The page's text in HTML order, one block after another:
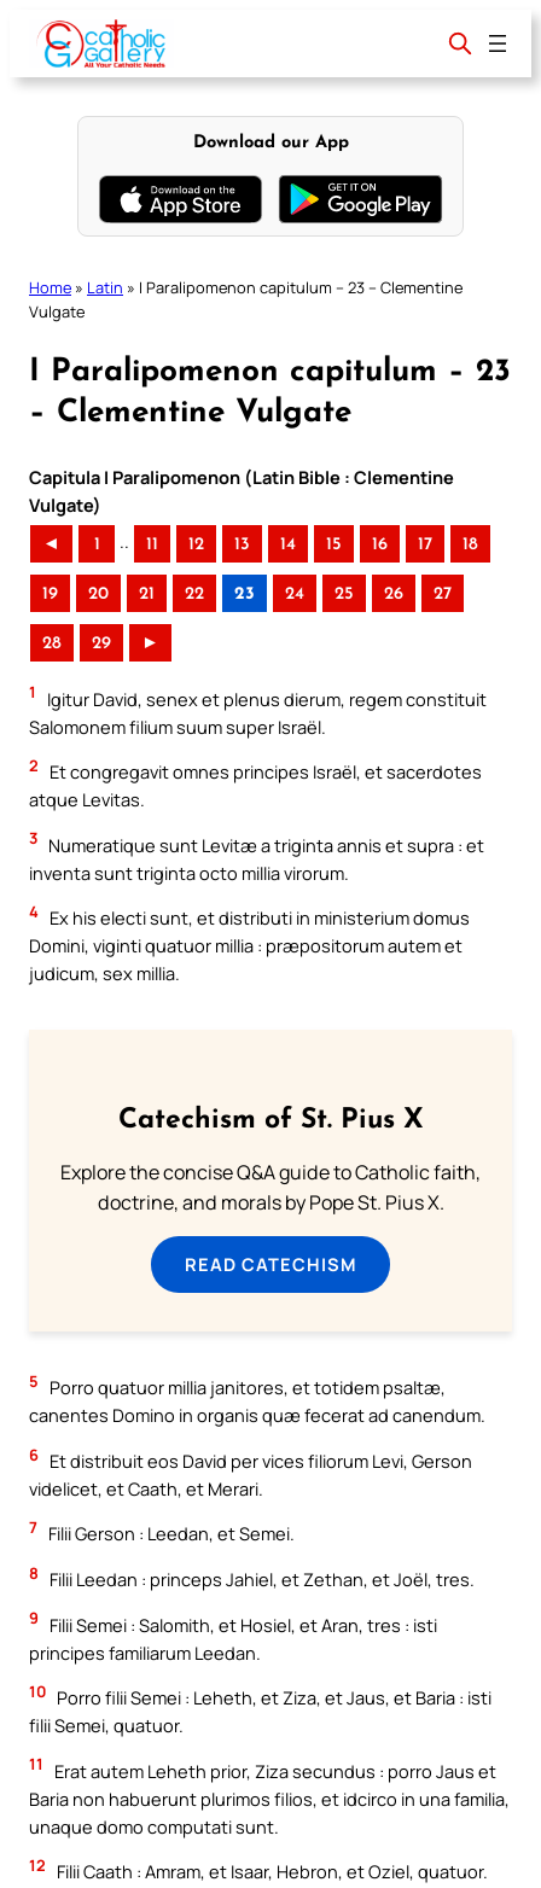
content
Download our App
Home » Latin » I Paralipomenon capitulum – 23 – Clementine
Vulgate
I Paralipomenon capitulum – 23
– Clementine Vulgate
Capitula I Paralipomenon (Latin Bible : Clementine
Vulgate)
◄ 1 .. 11 12 13 14 15 16 17 18
19 20 21 22 23 24 25 26 27
28 29 ►
1
Igitur David, senex et plenus dierum, regem constituit
Salomonem filium suum super Israël.
2
Et congregavit omnes principes Israël, et sacerdotes
atque Levitas.
3 Numeratique sunt Levitæ a triginta annis et supra : et
inventa sunt triginta octo millia virorum.
4 Ex his electi sunt, et distributi in ministerium domus
Domini, viginti quatuor millia : præpositorum autem et
judicum, sex millia.
Catechism of St. Pius X
Explore the concise Q&A guide to Catholic faith,
doctrine, and morals by Pope St. Pius X.
READ CATECHISM
5
Porro quatuor millia janitores, et totidem psaltæ,
canentes Domino in organis quæ fecerat ad canendum.
6 Et distribuit eos David per vices filiorum Levi, Gerson
videlicet, et Caath, et Merari.
7 Filii Gerson : Leedan, et Semei.
8 Filii Leedan : princeps Jahiel, et Zethan, et Joël, tres.
9
Filii Semei : Salomith, et Hosiel, et Aran, tres : isti
principes familiarum Leedan.
10 Porro filii Semei : Leheth, et Ziza, et Jaus, et Baria : isti
filii Semei, quatuor.
11
Erat autem Leheth prior, Ziza secundus : porro Jaus et
Baria non habuerunt plurimos filios, et idcirco in una familia,
unaque domo computati sunt.
12 Filii Caath : Amram, et Isaar, Hebron, et Oziel, quatuor.